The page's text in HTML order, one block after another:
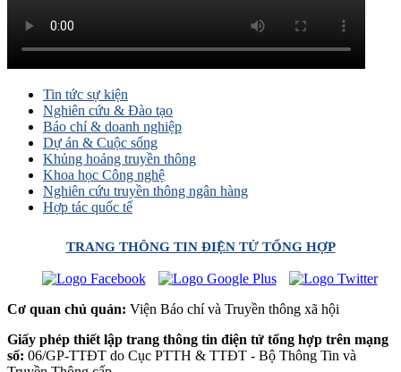
Tin tức sự kiện
Nghiên cứu & Đào tạo
Báo chí & doanh nghiệp
Dự án & Cuộc sống
Khủng hoảng truyền thông
Khoa học Công nghệ
Nghiên cứu truyền thông ngân hàng
Hợp tác quốc tế
TRANG THÔNG TIN ĐIỆN TỬ TỔNG HỢP
Cơ quan chủ quản: Viện Báo chí và Truyền thông xã hội
Giấy phép thiết lập trang thông tin điện tử tổng hợp trên mạng
số: 06/GP-TTĐT do Cục PTTH & TTĐT - Bộ Thông Tin và